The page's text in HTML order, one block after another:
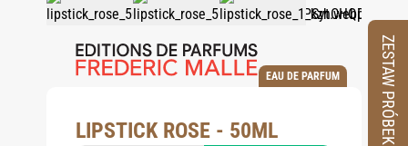
EAU DE PARFUM
LIPSTICK ROSE - 50ML ZESTAW PRÓBEK